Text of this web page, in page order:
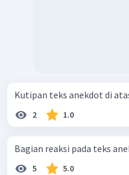
Kutipan teks anekdot di
2 1.0
Bagian reaksi pada teks
5 5.0